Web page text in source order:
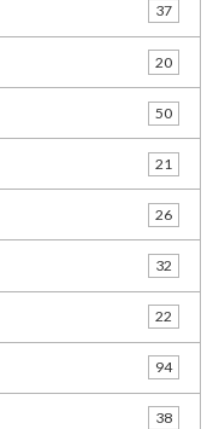
37
20
50
21
26
32
22
94
38